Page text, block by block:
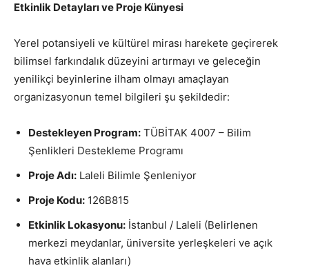
Etkinlik Detayları ve Proje Künyesi
Yerel potansiyeli ve kültürel mirası harekete geçirerek
bilimsel farkındalık düzeyini artırmayı ve geleceğin
yenilikçi beyinlerine ilham olmayı amaçlayan
organizasyonun temel bilgileri şu şekildedir:
Destekleyen Program: TÜBİTAK 4007 – Bilim
Şenlikleri Destekleme Programı
Proje Adı: Laleli Bilimle Şenleniyor
Proje Kodu: 126B815
Etkinlik Lokasyonu: İstanbul / Laleli (Belirlenen
merkezi meydanlar, üniversite yerleşkeleri ve açık
hava etkinlik alanları)